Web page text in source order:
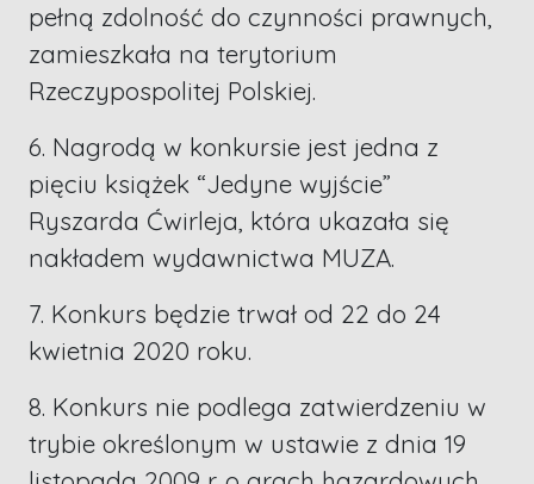
pełną zdolność do czynności prawnych,
zamieszkała na terytorium
Rzeczypospolitej Polskiej.
6. Nagrodą w konkursie jest jedna z
pięciu książek “Jedyne wyjście”
Ryszarda Ćwirleja, która ukazała się
nakładem wydawnictwa MUZA.
7. Konkurs będzie trwał od 22 do 24
kwietnia 2020 roku.
8. Konkurs nie podlega zatwierdzeniu w
trybie określonym w ustawie z dnia 19